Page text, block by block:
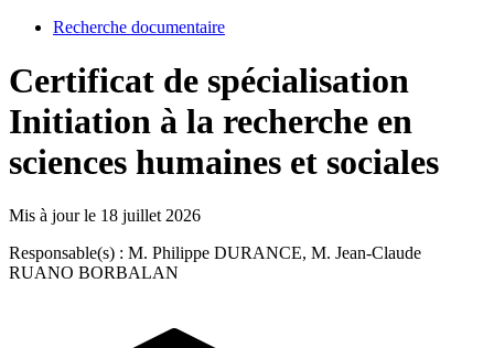
Recherche documentaire
Certificat de spécialisation
Initiation à la recherche en
sciences humaines et sociales
Mis à jour le 18 juillet 2026
Responsable(s) : M. Philippe DURANCE, M. Jean-Claude
RUANO BORBALAN